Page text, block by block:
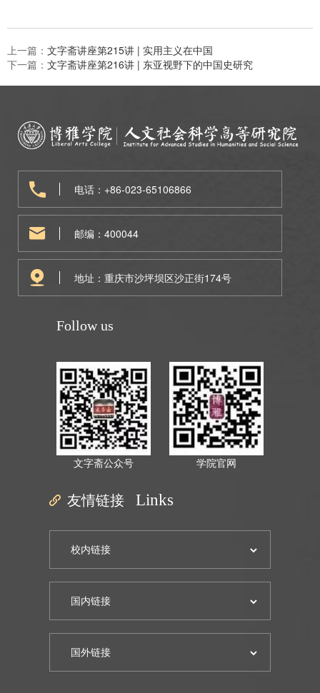
上一篇： 文字斋讲座第215讲 | 实用主义在中国
下一篇： 文字斋讲座第216讲 | 东亚视野下的中国史研究
电话：+86-023-65106866
邮编：400044
地址：重庆市沙坪坝区沙正街174号
Follow us
文字斋公众号 学院官网
友情链接 Links